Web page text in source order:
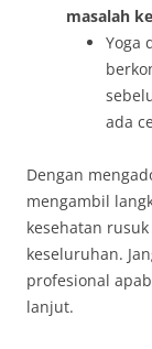
masalah
Yoga
ada
Dengan
mengambil
kesehatan
keseluruhan.
profesional
lanjut.